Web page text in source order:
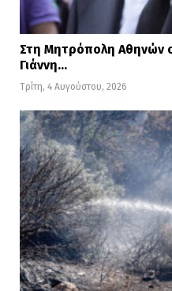
Στη Μητρόπολη Αθηνών
Γιάννη…
Τρίτη, 4 Αυγούστου, 2026